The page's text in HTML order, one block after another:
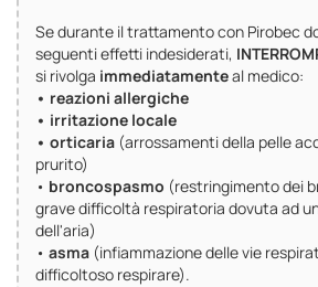
Se durante il trattamento con Pirobec
seguenti effetti indesiderati,
si rivolga immediatamenteal medico:
• reazioni allergiche
• irritazione locale
• orticaria (arrossamenti della pelle
prurito)
• broncospasmo (restringimento dei
grave difficoltà respiratoria dovuta ad
dell'aria)
• asma (infiammazione delle vie
difficoltoso respirare).